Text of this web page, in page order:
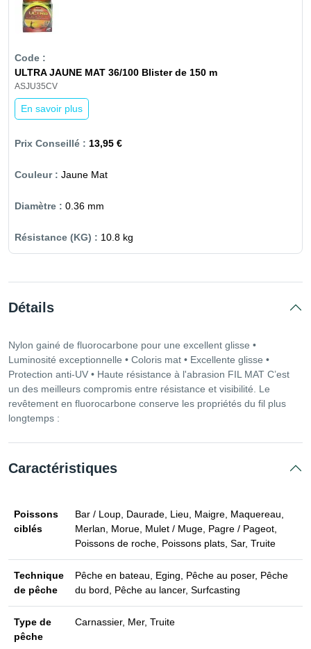
ULTRA JAUNE MAT 36/100 Blister de 150 m
ASJU35CV
En savoir plus
13,95 €
Jaune Mat
0.36 mm
10.8 kg
Détails
Nylon gainé de fluorocarbone pour une excellent glisse •
Luminosité exceptionnelle • Coloris mat • Excellente glisse •
Protection anti-UV • Haute résistance à l'abrasion FIL MAT C’est
un des meilleurs compromis entre résistance et visibilité. Le
revêtement en fluorocarbone conserve les propriétés du fil plus
longtemps :
Caractéristiques
Poissons
ciblés
Bar / Loup, Daurade, Lieu, Maigre, Maquereau,
Merlan, Morue, Mulet / Muge, Pagre / Pageot,
Poissons de roche, Poissons plats, Sar, Truite
Technique
de pêche
Pêche en bateau, Eging, Pêche au poser, Pêche
du bord, Pêche au lancer, Surfcasting
Type de
pêche
Carnassier, Mer, Truite